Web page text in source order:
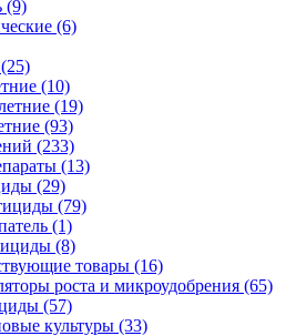
(9)
(6)
(10)
(19)
(93)
(233)
(13)
(29)
(79)
(1)
(8)
товары (16)
роста и микроудобрения (65)
(57)
культуры (33)